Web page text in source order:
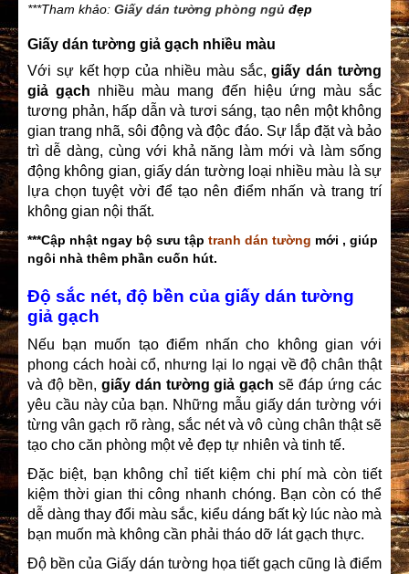
***Tham khảo: Giấy dán tường phòng ngủ đẹp
Giấy dán tường giả gạch nhiều màu
Với sự kết hợp của nhiều màu sắc,giấy dán tường
giả gạch nhiều màu mang đến hiệu ứng màu sắc
tương phản, hấp dẫn và tươi sáng, tạo nên một không
gian trang nhã, sôi động và độc đáo. Sự lắp đặt và bảo
trì dễ dàng, cùng với khả năng làm mới và làm sống
động không gian, giấy dán tường loại nhiều màu là sự
lựa chọn tuyệt vời để tạo nên điểm nhấn và trang trí
không gian nội thất.
***Cập nhật ngay bộ sưu tập tranh dán tường mới , giúp
ngôi nhà thêm phần cuốn hút.
Độ sắc nét, độ bền của giấy dán tường
giả gạch
Nếu bạn muốn tạo điểm nhấn cho không gian với
phong cách hoài cổ, nhưng lại lo ngại về độ chân thật
và độ bền, giấy dán tường giả gạch sẽ đáp ứng các
yêu cầu này của bạn. Những mẫu giấy dán tườngvới
từng vân gạch rõ ràng, sắc nét và vô cùng chân thật sẽ
tạo cho căn phòng một vẻ đẹp tự nhiên và tinh tế.
Đặc biệt, bạn không chỉ tiết kiệm chi phí mà còn tiết
kiệm thời gian thi công nhanh chóng. Bạn còn có thể
dễ dàng thay đổi màu sắc, kiểu dáng bất kỳ lúc nào mà
bạn muốn mà không cần phải tháo dỡ lát gạch thực.
Độ bền của Giấy dán tường họa tiết gạch cũng là điểm